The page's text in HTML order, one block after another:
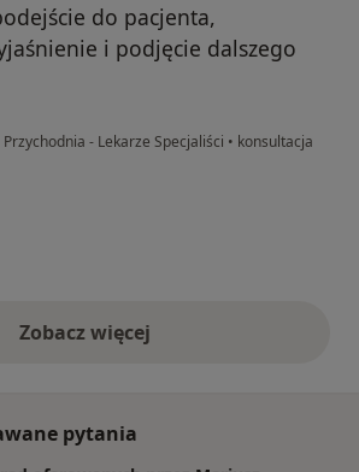
do pacjenta,
i podjęcie dalszego
- Lekarze Specjaliści • konsultacja
Zobacz więcejopinie powyżej
pytania